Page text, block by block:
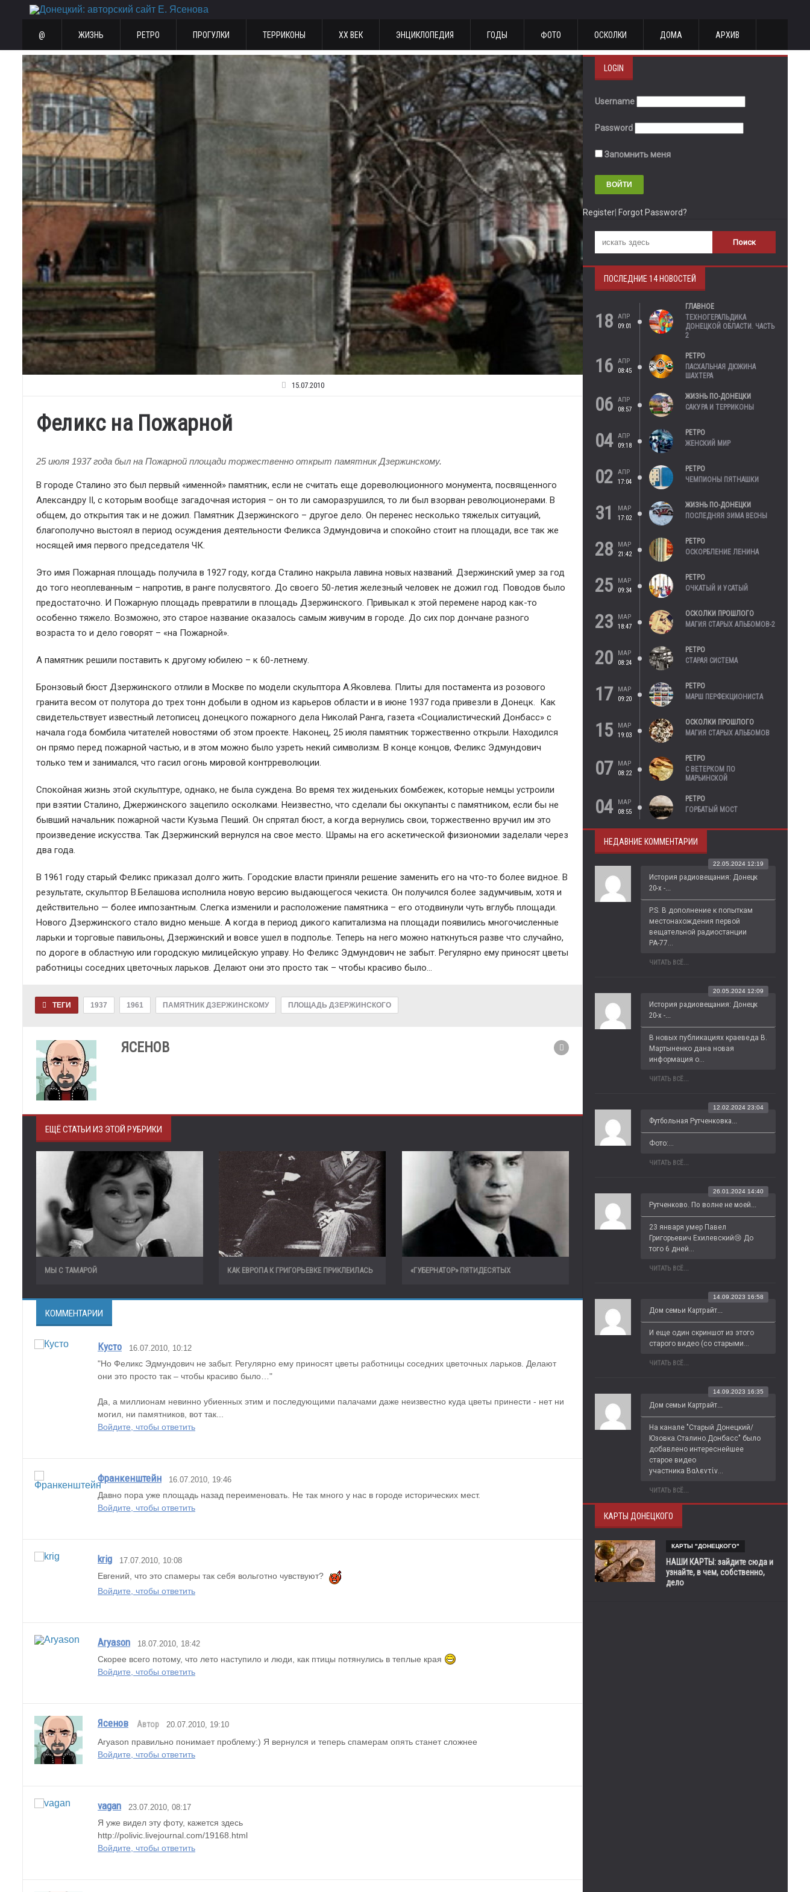
@ ЖИЗНЬ РЕТРО ПРОГУЛКИ ТЕРРИКОНЫ ХХ ВЕК ЭНЦИКЛОПЕДИЯ ГОДЫ ФОТО ОСКОЛКИ ДОМА АРХИВ
15.07.2010
Феликс на Пожарной
25 июля 1937 года был на Пожарной площади торжественно открыт памятник Дзержинскому.
В городе Сталино это был первый «именной» памятник, если не считать еще дореволюционного монумента, посвященного
Александру II, с которым вообще загадочная история – он то ли саморазрушился, то ли был взорван революционерами. В
общем, до открытия так и не дожил. Памятник Дзержинского – другое дело. Он перенес несколько тяжелых ситуаций,
благополучно выстоял в период осуждения деятельности Феликса Эдмундовича и спокойно стоит на площади, все так же
носящей имя первого председателя ЧК.
Это имя Пожарная площадь получила в 1927 году, когда Сталино накрыла лавина новых названий. Дзержинский умер за год
до того неоплеванным – напротив, в ранге полусвятого. До своего 50-летия железный человек не дожил год. Поводов было
предостаточно. И Пожарную площадь превратили в площадь Дзержинского. Привыкал к этой перемене народ как-то
особенно тяжело. Возможно, это старое название оказалось самым живучим в городе. До сих пор дончане разного
возраста то и дело говорят – «на Пожарной».
А памятник решили поставить к другому юбилею – к 60-летнему.
Бронзовый бюст Дзержинского отлили в Москве по модели скульптора А.Яковлева. Плиты для постамента из розового
гранита весом от полутора до трех тонн добыли в одном из карьеров области и в июне 1937 года привезли в Донецк. Как
свидетельствует известный летописец донецкого пожарного дела Николай Ранга, газета «Социалистический Донбасс» с
начала года бомбила читателей новостями об этом проекте. Наконец, 25 июля памятник торжественно открыли. Находился
он прямо перед пожарной частью, и в этом можно было узреть некий символизм. В конце концов, Феликс Эдмундович
только тем и занимался, что гасил огонь мировой контрреволюции.
Спокойная жизнь этой скульптуре, однако, не была суждена. Во время тех жиденьких бомбежек, которые немцы устроили
при взятии Сталино, Джержинского зацепило осколками. Неизвестно, что сделали бы оккупанты с памятником, если бы не
бывший начальник пожарной части Кузьма Пеший. Он спрятал бюст, а когда вернулись свои, торжественно вручил им это
произведение искусства. Так Дзержинский вернулся на свое место. Шрамы на его аскетической физиономии заделали через
два года.
В 1961 году старый Феликс приказал долго жить. Городские власти приняли решение заменить его на что-то более видное. В
результате, скульптор В.Белашова исполнила новую версию выдающегося чекиста. Он получился более задумчивым, хотя и
действительно — более импозантным. Слегка изменили и расположение памятника – его отодвинули чуть вглубь площади.
Нового Дзержинского стало видно меньше. А когда в период дикого капитализма на площади появились многочисленные
ларьки и торговые павильоны, Дзержинский и вовсе ушел в подполье. Теперь на него можно наткнуться разве что случайно,
по дороге в областную или городскую милицейскую управу. Но Феликс Эдмундович не забыт. Регулярно ему приносят цветы
работницы соседних цветочных ларьков. Делают они это просто так – чтобы красиво было…
ТЕГИ 1937 1961 ПАМЯТНИК ДЗЕРЖИНСКОМУ ПЛОЩАДЬ ДЗЕРЖИНСКОГО
ЯСЕНОВ
ЕЩЁ СТАТЬИ ИЗ ЭТОЙ РУБРИКИ
МЫ С ТАМАРОЙ КАК ЕВРОПА К ГРИГОРЬЕВКЕ ПРИКЛЕИЛАСЬ «ГУБЕРНАТОР» ПЯТИДЕСЯТЫХ
КОММЕНТАРИИ
Кусто 16.07.2010, 10:12
"Но Феликс Эдмундович не забыт. Регулярно ему приносят цветы работницы соседних цветочных ларьков. Делают
они это просто так – чтобы красиво было…"
Да, а миллионам невинно убиенных этим и последующими палачами даже неизвестно куда цветы принести - нет ни
могил, ни памятников, вот так...
Войдите, чтобы ответить
Франкенштейн 16.07.2010, 19:46
Давно пора уже площадь назад переименовать. Не так много у нас в городе исторических мест.
Войдите, чтобы ответить
krig 17.07.2010, 10:08
Евгений, что это спамеры так себя вольготно чувствуют?
Войдите, чтобы ответить
Aryason 18.07.2010, 18:42
Скорее всего потому, что лето наступило и люди, как птицы потянулись в теплые края
Войдите, чтобы ответить
Ясенов Автор 20.07.2010, 19:10
Aryason правильно понимает проблему:) Я вернулся и теперь спамерам опять станет сложнее
Войдите, чтобы ответить
vagan 23.07.2010, 08:17
Я уже видел эту фоту, кажется здесь
http://polivic.livejournal.com/19168.html
Войдите, чтобы ответить
LOGIN
Username
Password
Запомнить меня
Register Forgot Password?
ПОСЛЕДНИЕ 14 НОВОСТЕЙ
18
АПР
09:01
ГЛАВНОЕ
ТЕХНОГЕРАЛЬДИКА
ДОНЕЦКОЙ ОБЛАСТИ. ЧАСТЬ
2
16
АПР
08:45
РЕТРО
ПАСХАЛЬНАЯ ДЮЖИНА
ШАХТЕРА
06
АПР
08:57
ЖИЗНЬ ПО-ДОНЕЦКИ
САКУРА И ТЕРРИКОНЫ
04
АПР
09:18
РЕТРО
ЖЕНСКИЙ МИР
02
АПР
17:04
РЕТРО
ЧЕМПИОНЫ ПЯТНАШКИ
31
МАР
17:02
ЖИЗНЬ ПО-ДОНЕЦКИ
ПОСЛЕДНЯЯ ЗИМА ВЕСНЫ
28
МАР
21:42
РЕТРО
ОСКОРБЛЕНИЕ ЛЕНИНА
25
МАР
09:34
РЕТРО
ОЧКАТЫЙ И УСАТЫЙ
23
МАР
18:47
ОСКОЛКИ ПРОШЛОГО
МАГИЯ СТАРЫХ АЛЬБОМОВ-2
20
МАР
08:24
РЕТРО
СТАРАЯ СИСТЕМА
17
МАР
09:20
РЕТРО
МАРШ ПЕРФЕКЦИОНИСТА
15
МАР
19:03
ОСКОЛКИ ПРОШЛОГО
МАГИЯ СТАРЫХ АЛЬБОМОВ
07
МАР
08:22
РЕТРО
С ВЕТЕРКОМ ПО
МАРЬИНСКОЙ
04
МАР
08:55
РЕТРО
ГОРБАТЫЙ МОСТ
НЕДАВНИЕ КОММЕНТАРИИ
История радиовещания: Донецк
20-х -...
22.05.2024 12:19
P.S. В дополнение к попыткам
местонахождения первой
вещательной радиостанции
РА-77...
ЧИТАТЬ ВСЁ...
История радиовещания: Донецк
20-х -...
20.05.2024 12:09
В новых публикациях краеведа В.
Мартыненко дана новая
информация о...
ЧИТАТЬ ВСЁ...
Футбольная Рутченковка...
12.02.2024 23:04
Фото:...
ЧИТАТЬ ВСЁ...
Рутченково. По волне не моей...
26.01.2024 14:40
23 января умер Павел
Григорьевич Ехилевский😢 До
того 6 дней...
ЧИТАТЬ ВСЁ...
Дом семьи Картрайт...
14.09.2023 16:58
И еще один скриншот из этого
старого видео (со старыми...
ЧИТАТЬ ВСЁ...
Дом семьи Картрайт...
14.09.2023 16:35
На канале "Старый Донецкий/
Юзовка.Сталино.Донбасс" было
добавлено интереснейшее
старое видео
участника Βαλεντίν...
ЧИТАТЬ ВСЁ...
КАРТЫ ДОНЕЦКОГО
КАРТЫ "ДОНЕЦКОГО"
НАШИ КАРТЫ: зайдите сюда и
узнайте, в чем, собственно,
дело